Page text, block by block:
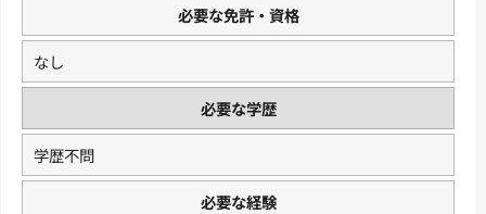
必要な免許・資格
なし
必要な学歴
学歴不問
必要な経験